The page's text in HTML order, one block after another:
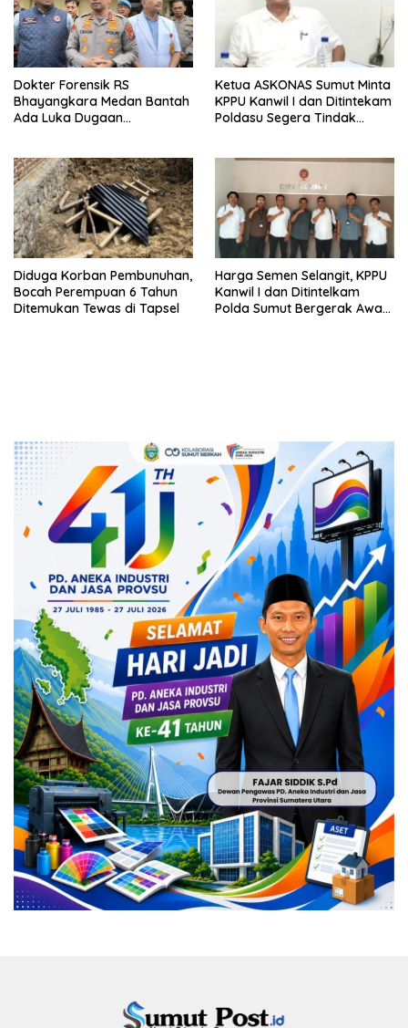
Dokter Forensik RS
Bhayangkara Medan Bantah
Ada Luka Dugaan
Ketua ASKONAS Sumut Minta
KPPU Kanwil I dan Ditintekam
Poldasu Segera Tindak
Diduga Korban Pembunuhan,
Bocah Perempuan 6 Tahun
Ditemukan Tewas di Tapsel
Harga Semen Selangit, KPPU
Kanwil I dan Ditintelkam
Polda Sumut Bergerak Awasi